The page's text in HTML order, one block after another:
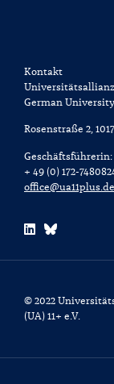
Kontakt
Universitätsallianz
German University
Rosenstraße 2,
Geschäftsführerin:
+ 49 (0) 172-
office@ua11plus.de
© 2022
(UA) 11+ e.V.